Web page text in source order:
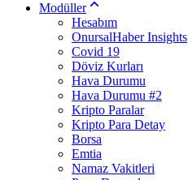
Modüller
Hesabım
OnursalHaber Insights
Covid 19
Döviz Kurları
Hava Durumu
Hava Durumu #2
Kripto Paralar
Kripto Para Detay
Borsa
Emtia
Namaz Vakitleri